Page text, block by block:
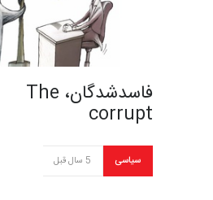
فاسدشدگان، The
corrupt
سیاسی 5 سال قبل